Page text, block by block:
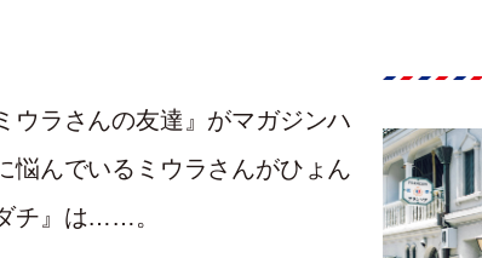
ウラさんの友達』がマガジンハ
悩んでいるミウラさんがひょん
チ』は……。